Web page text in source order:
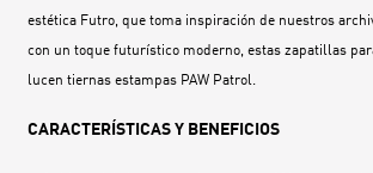
estética Futro, que toma inspiración de nuestros
con un toque futurístico moderno, estas zapatillas
lucen tiernas estampas PAW Patrol.
CARACTERÍSTICAS Y BENEFICIOS